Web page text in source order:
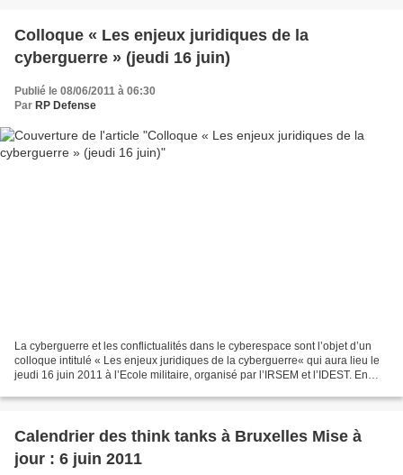
Colloque « Les enjeux juridiques de la
cyberguerre » (jeudi 16 juin)
Publié le 08/06/2011 à 06:30
Par RP Defense
La cyberguerre et les conflictualités dans le cyberespace sont l’objet d’un
colloque intitulé « Les enjeux juridiques de la cyberguerre« qui aura lieu le
jeudi 16 juin 2011 à l’Ecole militaire, organisé par l’IRSEM et l’IDEST. En
Calendrier des think tanks à Bruxelles Mise à
jour : 6 juin 2011